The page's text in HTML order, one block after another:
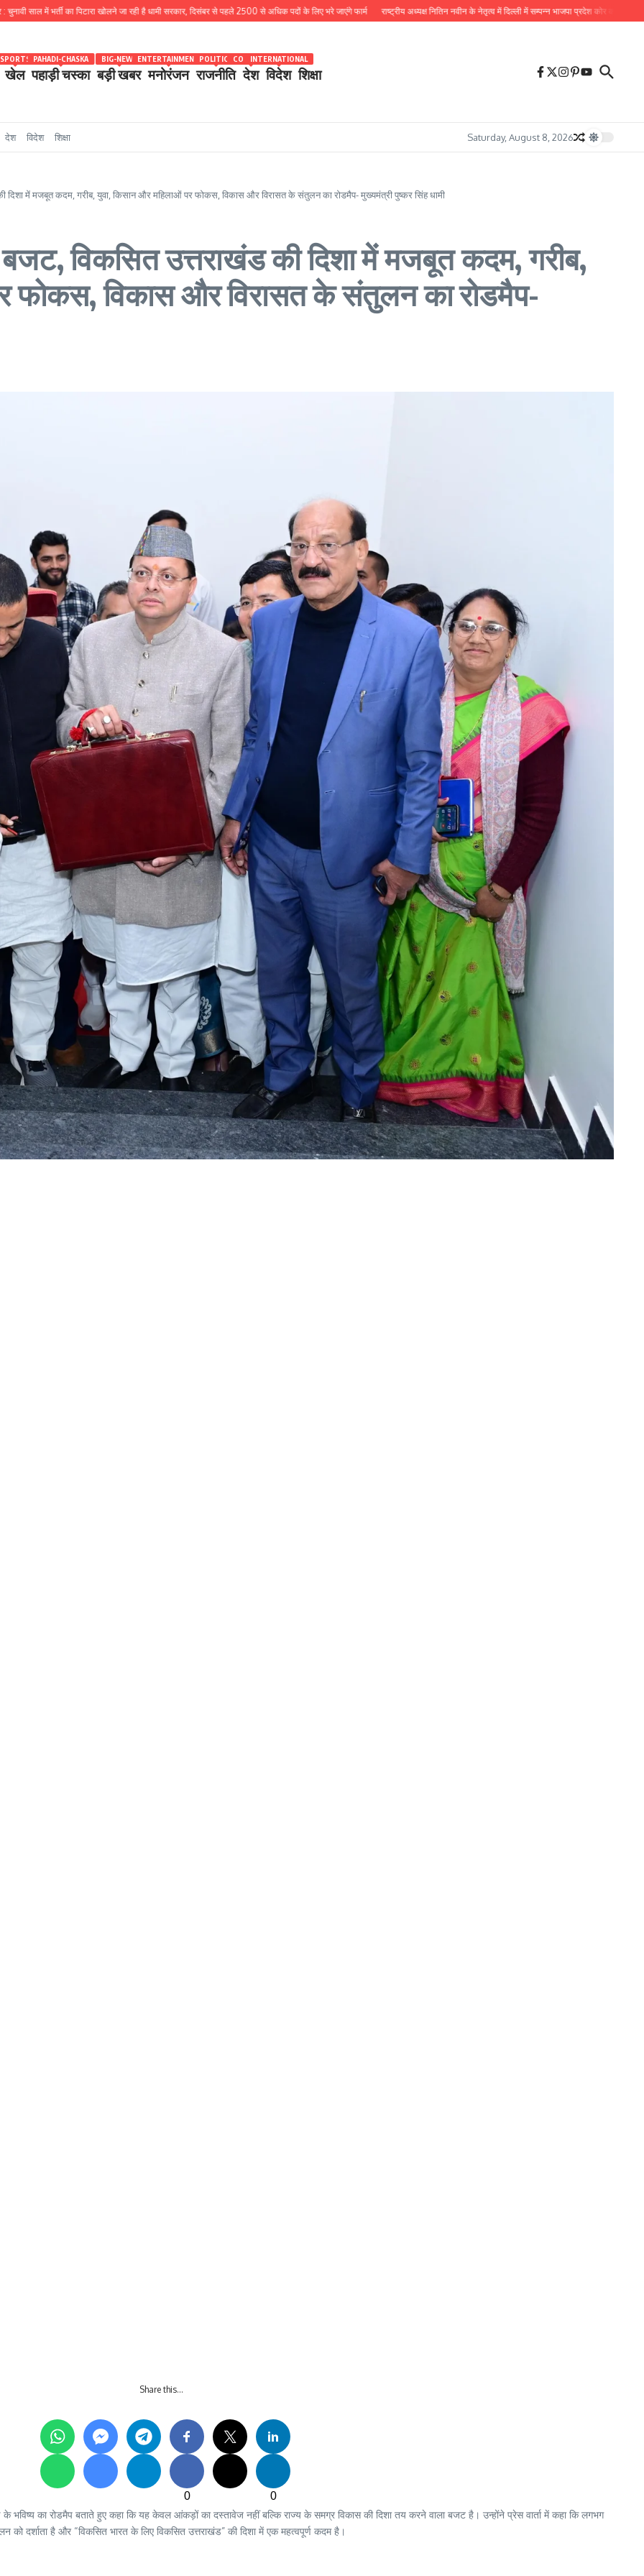
में भर्ती का पिटारा खोलने जा रही है धामी सरकार, दिसंबर से पहले 2500 से अधिक पदों के लिए भरे जाएंगे फार्म राष्ट्रीय अध्यक्ष नितिन नवीन के नेतृत्व में दिल्ली में सम्पन्न भाजपा प्रदेश कोर कमेटी की बैठक में लिये
खेल
SPORTS
पहाड़ी चस्का
PAHADI-CHASKA
बड़ी खबर
BIG-NEWS
मनोरंजन
ENTERTAINMENT
राजनीति
POLITICS
देश
COUNTRY
विदेश
INTERNATIONAL
शिक्षा
देश विदेश शिक्षा Saturday, August 8, 2026
दिशा में मजबूत कदम, गरीब, युवा, किसान और महिलाओं पर फोकस, विकास और विरासत के संतुलन का रोडमैप- मुख्यमंत्री पुष्कर सिंह धामी
विकसित उत्तराखंड की दिशा में मजबूत कदम, गरीब,
फोकस, विकास और विरासत के संतुलन का रोडमैप-
Share this…
0
0
भविष्य का रोडमैप बताते हुए कहा कि यह केवल आंकड़ों का दस्तावेज नहीं बल्कि राज्य के समग्र विकास की दिशा तय करने वाला बजट है। उन्होंने प्रेस वार्ता में कहा कि लगभग
दर्शाता है और “विकसित भारत के लिए विकसित उत्तराखंड” की दिशा में एक महत्वपूर्ण कदम है।